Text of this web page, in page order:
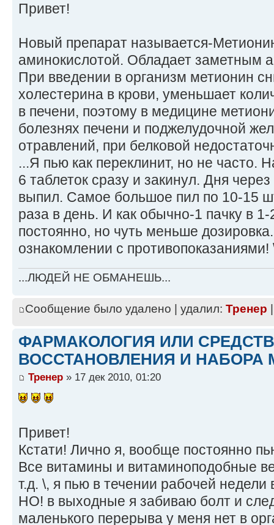
Привет!
Новый препарат называется-
аминокислотой. Обладает заметным
При введении в организм метионин
холестерина в крови, уменьшает
в печени, поэтому в медицине
болезнях печени и поджелудочной
отравлений, при белковой
...Я пью как переклинит, но не часто.
6 таблеток сразу и закинул. Дня
выпил. Самое большое пил по 10-15
раза в день. И как обычно-1 пачку в
постоянно, но чуть меньше
ознакомлении с противопоказаниями!
...ЛЮДЕЙ НЕ ОБМАНЕШЬ...
Сообщение было удалено | удалил: Тренер
ФАРМАКОЛОГИЯ ИЛИ
ВОССТАНОВЛЕНИЯ И НАБОРА
Тренер » 17 дек 2010, 01:20
Привет!
Кстати! Лично я, вообще постоянно
Все витамины и витаминоподобные
т.д. \, я пью в течении рабочей
НО! в выходные я забиваю болт и
маленького перерыва у меня нет в